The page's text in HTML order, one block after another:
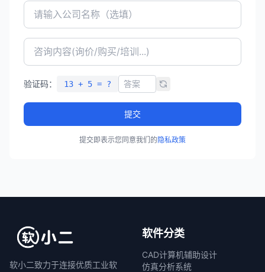
验证码： 13 + 5 = ?
提交
提交即表示您同意我们的隐私政策
软小二致力于连接优质工业软
软件分类
CAD计算机辅助设计
仿真分析系统